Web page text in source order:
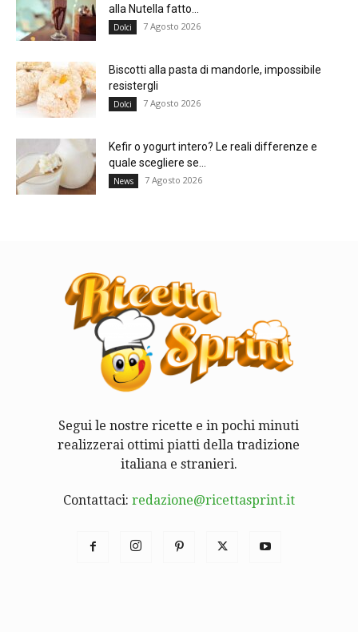
alla Nutella fatto...
Dolci 7 Agosto 2026
Biscotti alla pasta di mandorle, impossibile
resistergli
Dolci 7 Agosto 2026
Kefir o yogurt intero? Le reali differenze e
quale scegliere se...
News 7 Agosto 2026
Segui le nostre ricette e in pochi minuti
realizzerai ottimi piatti della tradizione
italiana e stranieri.
Contattaci: redazione@ricettasprint.it